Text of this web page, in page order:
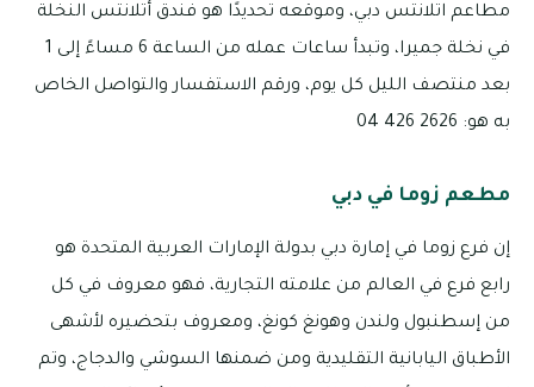
مطاعم اتلانتس دبي، وموقعه تحديدًا هو فندق أتلانتس النخلة
في نخلة جميرا، وتبدأ ساعات عمله من الساعة 6 مساءً إلى 1
بعد منتصف الليل كل يوم، ورقم الاستفسار والتواصل الخاص
به هو: 2626 426 04
مطعم زوما في دبي
إن فرع زوما في إمارة دبي بدولة الإمارات العربية المتحدة هو
رابع فرع في العالم من علامته التجارية، فهو معروف في كل
من إسطنبول ولندن وهونغ كونغ، ومعروف بتحضيره لأشهى
الأطباق اليابانية التقليدية ومن ضمنها السوشي والدجاج، وتم